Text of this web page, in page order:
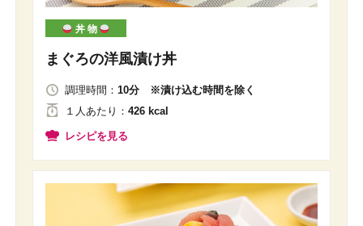
丼 物
まぐろの洋風漬け丼
調理時間： 10分 ※漬け込む時間を除く
１人 あたり ： 426 kcal
レシピを見る